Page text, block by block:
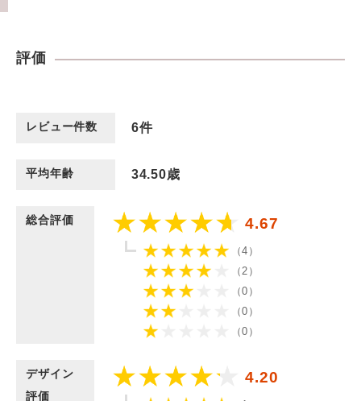
評価
レビュー件数 6件
平均年齢 34.50歳
総合評価 4.67
（4）
（2）
（0）
（0）
（0）
デザイン
評価
4.20